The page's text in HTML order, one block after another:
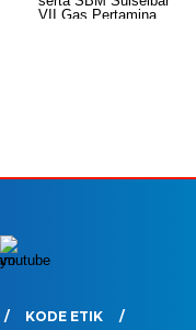
KODE ETIK